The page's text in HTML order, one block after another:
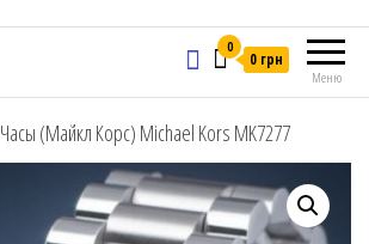
Меню
0
0 грн
Часы (Майкл Корс) Michael Kors MK7277